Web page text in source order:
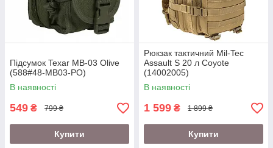
Підсумок Texar MB-03 Olive
(588#48-MB03-PO)
В наявності
549 ₴ 799 ₴
Купити
Рюкзак тактичний Mil-Tec
Assault S 20 л Coyote
(14002005)
В наявності
1 599 ₴ 1 899 ₴
Купити